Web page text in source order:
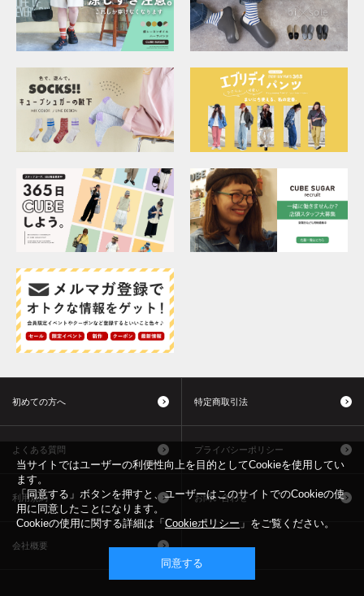
初めての方へ 特定商取引法
よくある質問 プライバシーポリシー
利用規約 お問い合わせ
会社概要
当サイトではユーザーの利便性向上を目的としてCookieを使用してい
ます。
「同意する」ボタンを押すと、ユーザーはこのサイトでのCookieの使
用に同意したことになります。
Cookieの使用に関する詳細は「 Cookieポリシー 」をご覧ください。
同意する